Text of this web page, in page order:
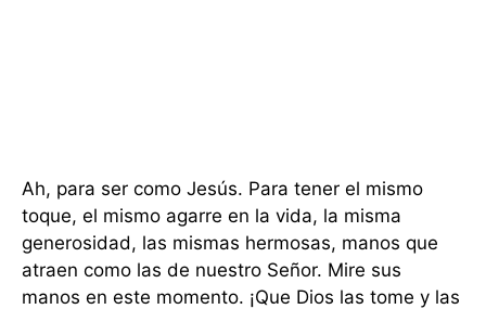
Ah, para ser como Jesús. Para tener el mismo
toque, el mismo agarre en la vida, la misma
generosidad, las mismas hermosas, manos que
atraen como las de nuestro Señor. Mire sus
manos en este momento. ¡Que Dios las tome y las